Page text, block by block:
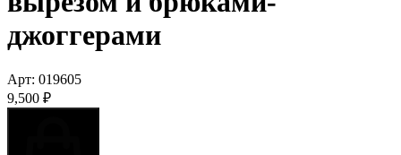
джоггерами
Арт: 019605
9,500 ₽